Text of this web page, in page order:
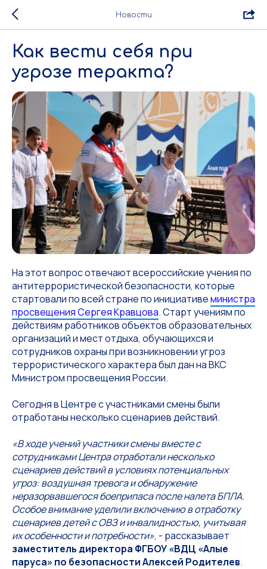
Новости
Как вести себя при
угрозе теракта?
На этот вопрос отвечают всероссийские учения по
антитеррористической безопасности, которые
стартовали по всей стране по инициативеминистра
просвещения Сергея Кравцова. Старт учениям по
действиям работников объектов образовательных
организаций и мест отдыха, обучающихся и
сотрудников охраны при возникновении угроз
террористического характера был дан на ВКС
Министром просвещения России.
Сегодня в Центре с участниками смены были
отработаны несколько сценариев действий.
«В ходе учений участники смены вместе с
сотрудниками Центра отработали несколько
сценариев действий в условиях потенциальных
угроз: воздушная тревога и обнаружение
неразорвавшегося боеприпаса после налета БПЛА.
Особое внимание уделили включению в отработку
сценариев детей с ОВЗ и инвалидностью, учитывая
их особенности и потребности», - рассказывает
заместитель директора ФГБОУ «ВДЦ «Алые
паруса» по безопасности Алексей Родителев.